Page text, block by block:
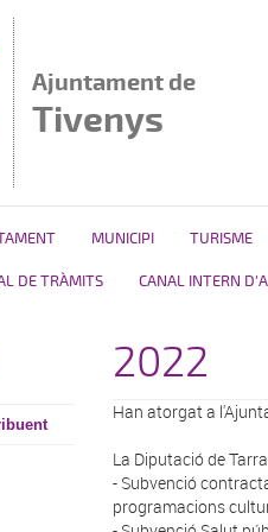
Ajuntament de
Tivenys
MUNICIPI TURISME
DE TRÀMITS CANAL INTERN
2022
Han atorgat a
La Diputació de
- Subvenció
programacions